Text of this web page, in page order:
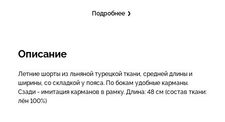
Подробнее
Описание
Летние шорты из льняной турецкой ткани, средней длины и
ширины, со складкой у пояса. По бокам удобные карманы.
Сзади - имитация карманов в рамку. Длина: 48 см (состав ткани:
лён 100%)